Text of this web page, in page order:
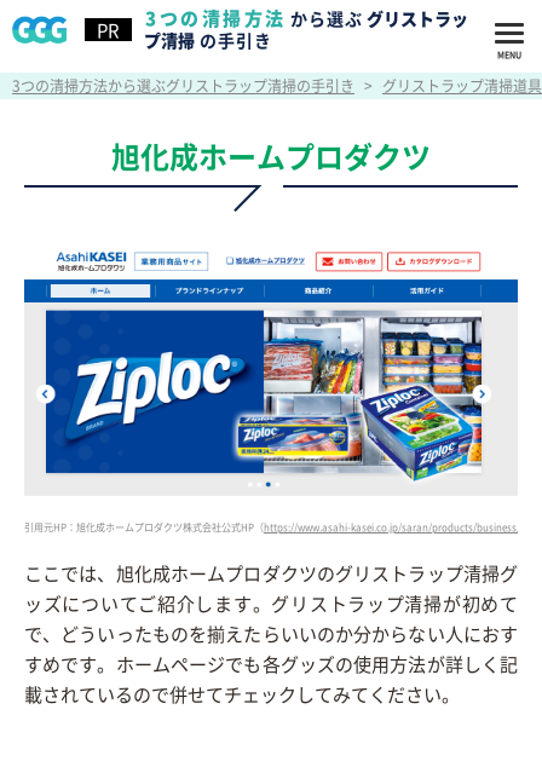
3つの清掃方法 から選ぶ グリストラッ
プ清掃 の手引き
3つの清掃方法から選ぶグリストラップ清掃の手引き > グリストラップ清掃道
旭化成ホームプロダクツ
引用元HP：旭化成ホームプロダクツ株式会社公式HP（https://www.asahi-kasei.co.jp/saran/products/business/
ここでは、旭化成ホームプロダクツのグリストラップ清掃グ
ッズについてご紹介します。グリストラップ清掃が初めて
で、どういったものを揃えたらいいのか分からない人におす
すめです。ホームページでも各グッズの使用方法が詳しく記
載されているので併せてチェックしてみてください。